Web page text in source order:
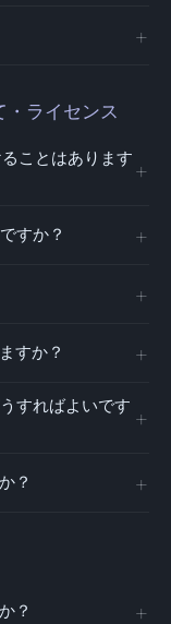
ライセンス
ことはあります
すか？
すか？
すればよいです
？
？